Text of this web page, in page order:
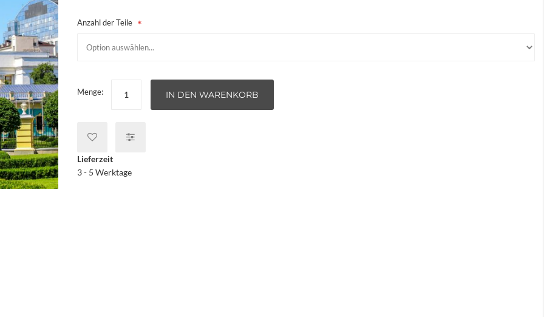
Anzahl der Teile
Menge: IN DEN WARENKORB
Lieferzeit
3 - 5 Werktage